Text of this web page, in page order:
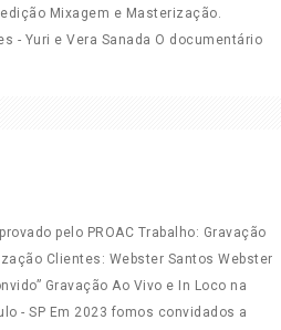
Mixagem e Masterização.
- Yuri e Vera Sanada O documentário
pelo PROAC Trabalho: Gravação
Clientes: Webster Santos Webster
Gravação Ao Vivo e In Loco na
- SP Em 2023 fomos convidados a